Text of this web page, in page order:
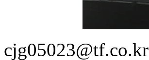
cjg05023@tf.co.kr